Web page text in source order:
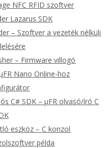
NFC RFID szoftver
Lazarus SDK
– Szoftver a vezeték nélküli
– Firmware villogó
Nano Online-hoz
C# SDK – μFR olvasó/író C
eszköz – C konzol
példa